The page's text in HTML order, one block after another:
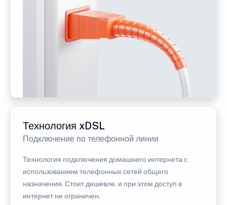
Технология xDSL
Подключение по телефонной линии
Технология подключения домашнего интернета с
использованием телефонных сетей общего
назначения. Стоит дешевле, и при этом доступ в
интернет не ограничен.